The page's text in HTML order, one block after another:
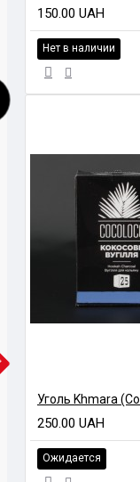
150.00 UAH
Нет в наличии
250.00 UAH
Ожидается